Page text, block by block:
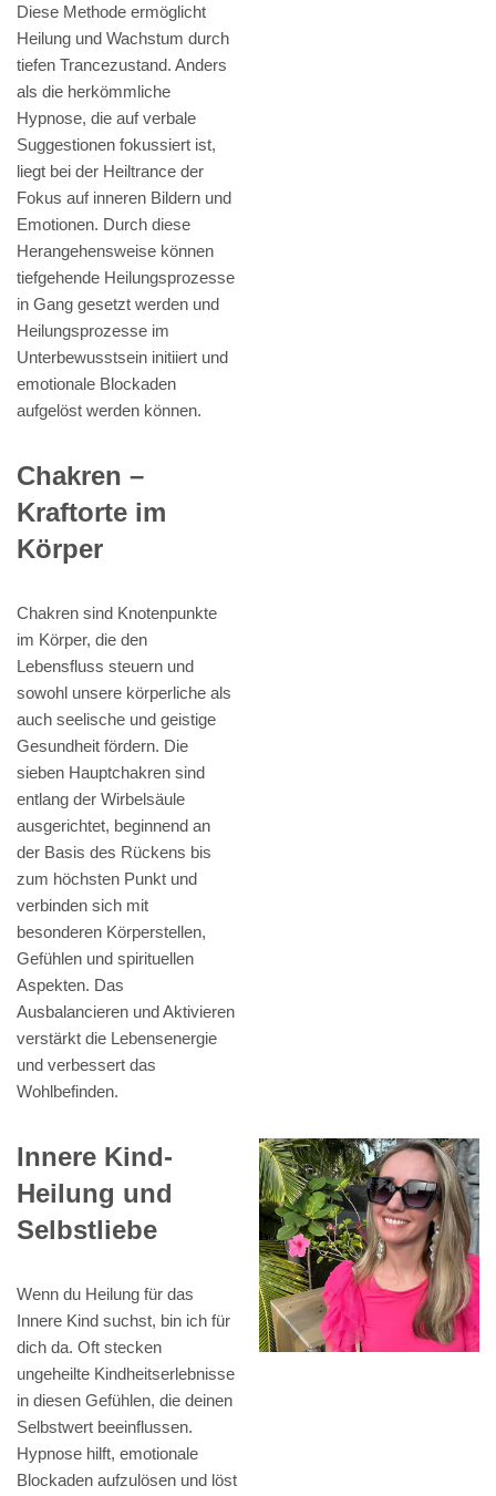
Diese Methode ermöglicht
Heilung und Wachstum durch
tiefen Trancezustand. Anders
als die herkömmliche
Hypnose, die auf verbale
Suggestionen fokussiert ist,
liegt bei der Heiltrance der
Fokus auf inneren Bildern und
Emotionen. Durch diese
Herangehensweise können
tiefgehende Heilungsprozesse
in Gang gesetzt werden und
Heilungsprozesse im
Unterbewusstsein initiiert und
emotionale Blockaden
aufgelöst werden können.
Chakren –
Kraftorte im
Körper
Chakren sind Knotenpunkte
im Körper, die den
Lebensfluss steuern und
sowohl unsere körperliche als
auch seelische und geistige
Gesundheit fördern. Die
sieben Hauptchakren sind
entlang der Wirbelsäule
ausgerichtet, beginnend an
der Basis des Rückens bis
zum höchsten Punkt und
verbinden sich mit
besonderen Körperstellen,
Gefühlen und spirituellen
Aspekten. Das
Ausbalancieren und Aktivieren
verstärkt die Lebensenergie
und verbessert das
Wohlbefinden.
Innere Kind-
Heilung und
Selbstliebe
Wenn du Heilung für das
Innere Kind suchst, bin ich für
dich da. Oft stecken
ungeheilte Kindheitserlebnisse
in diesen Gefühlen, die deinen
Selbstwert beeinflussen.
Hypnose hilft, emotionale
Blockaden aufzulösen und löst